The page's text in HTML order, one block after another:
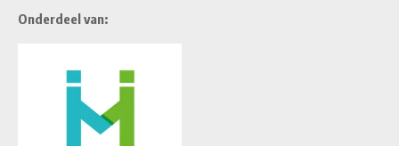
Onderdeel van: